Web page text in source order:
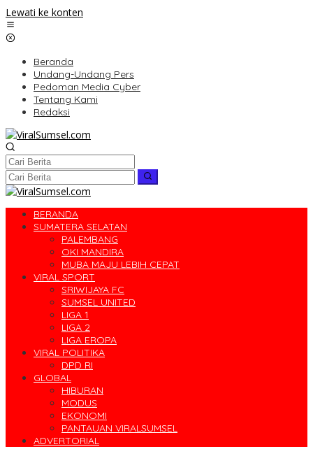
Lewati ke konten
Beranda
Undang-Undang Pers
Pedoman Media Cyber
Tentang Kami
Redaksi
BERANDA
SUMATERA SELATAN
PALEMBANG
OKI MANDIRA
MUBA MAJU LEBIH CEPAT
VIRAL SPORT
SRIWIJAYA FC
SUMSEL UNITED
LIGA 1
LIGA 2
LIGA EROPA
VIRAL POLITIKA
DPD RI
GLOBAL
HIBURAN
MODUS
EKONOMI
PANTAUAN VIRALSUMSEL
ADVERTORIAL